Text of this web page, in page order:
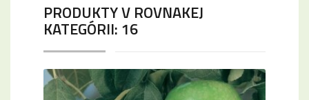
PRODUKTY V ROVNAKEJ
KATEGÓRII: 16